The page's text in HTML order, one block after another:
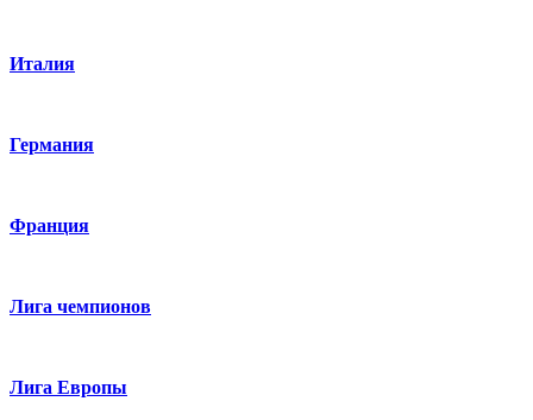
Италия
Германия
Франция
Лига чемпионов
Лига Европы